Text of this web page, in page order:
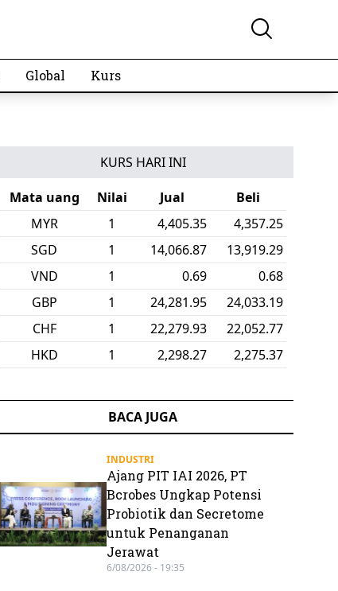
Global Kurs
KURS HARI INI
Mata uang
Nilai Jual
Beli
MYR
1 4,405.35
4,357.25
SGD
1 14,066.87
13,919.29
VND
1 0.69
0.68
GBP
1 24,281.95
24,033.19
CHF
1 22,279.93
22,052.77
HKD
1 2,298.27 2,275.37
BACA JUGA
INDUSTRI
Ajang PIT IAI 2026, PT
Bcrobes Ungkap Potensi
Probiotik dan Secretome
untuk Penanganan
Jerawat
6/08/2026 - 19:35